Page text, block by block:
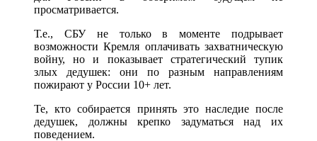
просматривается.
Т.е., СБУ не только в моменте подрывает
возможности Кремля оплачивать захватническую
войну, но и показывает стратегический тупик
злых дедушек: они по разным направлениям
пожирают у России 10+ лет.
Те, кто собирается принять это наследие после
дедушек, должны крепко задуматься над их
поведением.